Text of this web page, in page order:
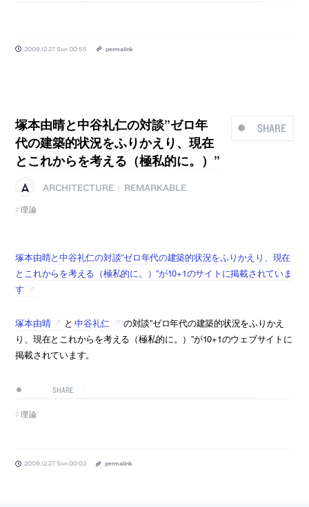
2009.12.27 Sun 00:55 permalink
SHARE
塚本由晴と中谷礼仁の対談”ゼロ年
代の建築的状況をふりかえり、現在
とこれからを考える（極私的に。）”
ARCHITECTURE
REMARKABLE
理論
塚本由晴と中谷礼仁の対談”ゼロ年代の建築的状況をふりかえり、現在
とこれからを考える（極私的に。）”が10+1のサイトに掲載されていま
す
塚本由晴 と 中谷礼仁
の対談”ゼロ年代の建築的状況をふりかえ
り、現在とこれからを考える（極私的に。）”が10+1のウェブサイトに
掲載されています。
SHARE
理論
2009.12.27 Sun 00:03 permalink